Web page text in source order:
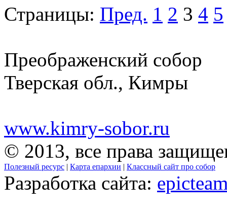
Страницы: Пред. 1 2 3 4 5
Преображенский собор
Тверская обл., Кимры
www.kimry-sobor.ru
© 2013, все права
Полезный ресурс | Карта епархии | Классный сайт про собор
Разработка сайта: